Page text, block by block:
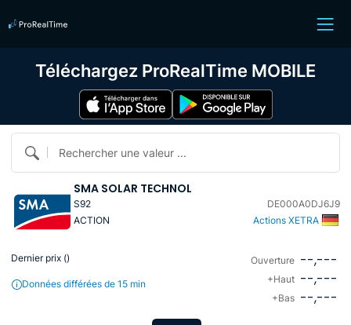
Rechercher une valeur ...
SMA SOLAR TECHNOL
S92
DE000A0DJ6J9
ACTION
Actions XETRA
Dernier prix ()
Données différées de 15 min
Ouverture --,---
+Haut --,---
+Bas --,---
Téléchargez ProRealTime MOBILE